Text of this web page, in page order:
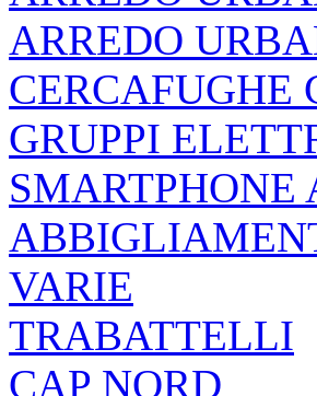
ARREDO
CERCAFUGHE
GRUPPI
SMARTPHONE
VARIE
TRABATTELLI
CAP NORD